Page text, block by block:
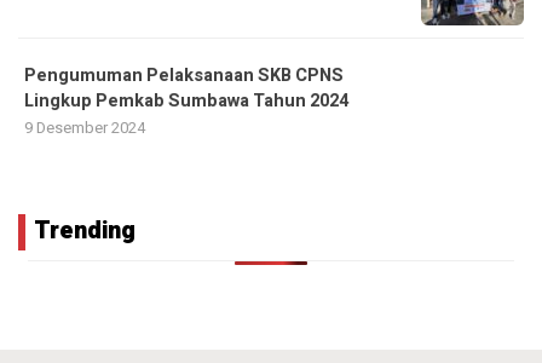
Pengumuman Pelaksanaan SKB CPNS
Lingkup Pemkab Sumbawa Tahun 2024
9 Desember 2024
Trending